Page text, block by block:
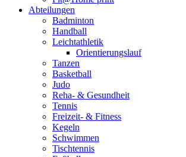
Abteilungen
Badminton
Handball
Leichtathletik
Orientierungslauf
Tanzen
Basketball
Judo
Reha- & Gesundheit
Tennis
Freizeit- & Fitness
Kegeln
Schwimmen
Tischtennis